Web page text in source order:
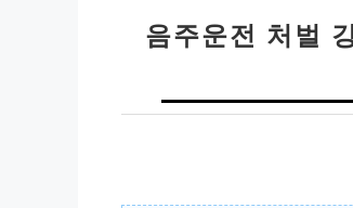
음주운전 처벌